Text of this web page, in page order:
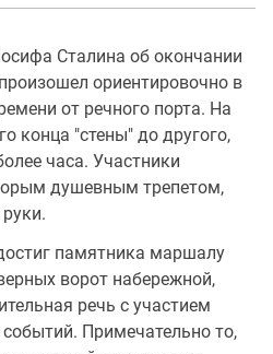
Сталина об окончании
ориентировочно в
от речного порта. На
конца "стены" до другого,
часа. Участники
душевным трепетом,
памятника маршалу
ворот набережной,
речь с участием
событий. Примечательно то,